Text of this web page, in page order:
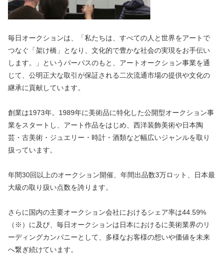
毎日オークションは、「私たちは、すべての人と世界をアートで
つなぐ「架け橋」となり、文化的で豊かな社会の実現をお手伝い
します。」というパーパスのもと、アートオークション事業を通
じて、公明正大な取引が保証される二次流通市場の提供や文化の
継承に貢献しています。
創業は1973年。1989年に美術品に特化した公開型オークション事
業をスタートし、アート作品をはじめ、西洋装飾美術や日本陶
芸・古美術・ジュエリー・時計・酒類など幅広いジャンルを取り
扱っています。
年間30回以上のオークション開催、年間出品数3万ロット、日本最
大級の取り扱い点数を誇ります。
さらに国内の主要オークション会社におけるシェア率は44.59%
（※）に及び、毎日オークションは日本におけるに美術業界のリ
ーディングカンパニーとして、多様なお客様の想いや価値を未来
へ繋ぎ続けています。